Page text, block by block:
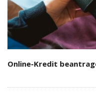
Online-Kredit